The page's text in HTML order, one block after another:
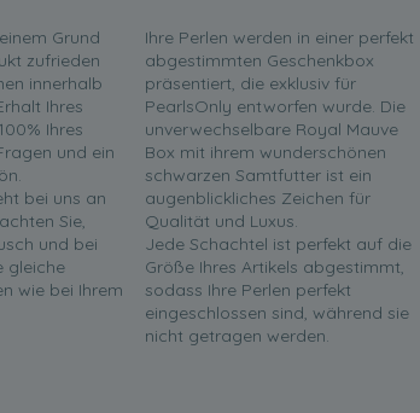
Grund
zufrieden
innerhalb
Ihres
Ihres
und ein
bei uns an
Sie,
und bei
gleiche
wie bei Ihrem
Ihre Perlen werden in einer perfekt
abgestimmten Geschenkbox
präsentiert, die exklusiv für
PearlsOnly entworfen wurde. Die
unverwechselbare Royal Mauve
Box mit ihrem wunderschönen
schwarzen Samtfutter ist ein
augenblickliches Zeichen für
Qualität und Luxus.
Jede Schachtel ist perfekt auf die
Größe Ihres Artikels abgestimmt,
sodass Ihre Perlen perfekt
eingeschlossen sind, während sie
nicht getragen werden.